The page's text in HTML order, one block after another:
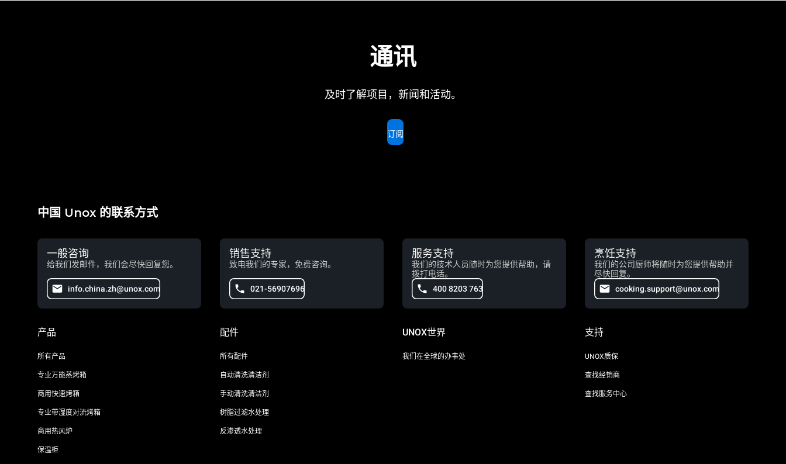
通讯
及时了解项目，新闻和活动。
订阅
中国 Unox 的联系方式
一般咨询
给我们发邮件，我们会尽快回复您。
info.china.zh@unox.com
销售支持
致电我们的专家，免费咨询。
021-56907696
服务支持
我们的技术人员随时为您提供帮助，请
拨打电话。
400 8203 763
烹饪支持
我们的公司厨师将随时为您提供帮助并
尽快回复。
cooking.support@unox.com
产品
所有产品
专业万能蒸烤箱
商用快速烤箱
专业带湿度对流烤箱
商用热风炉
保温柜
配件
所有配件
自动清洗清洁剂
手动清洗清洁剂
树脂过滤水处理
反渗透水处理
UNOX世界
我们在全球的办事处
支持
UNOX质保
查找经销商
查找服务中心